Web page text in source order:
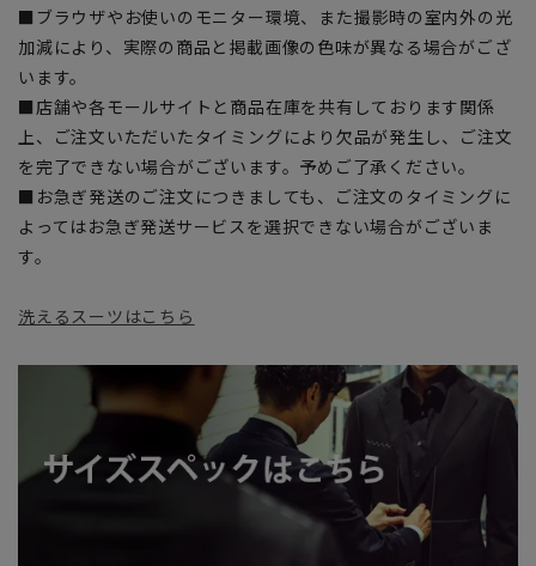
■ブラウザやお使いのモニター環境、また撮影時の室内外の光
加減により、実際の商品と掲載画像の色味が異なる場合がござ
います。
■店舗や各モールサイトと商品在庫を共有しております関係
上、ご注文いただいたタイミングにより欠品が発生し、ご注文
を完了できない場合がございます。予めご了承ください。
■お急ぎ発送のご注文につきましても、ご注文のタイミングに
よってはお急ぎ発送サービスを選択できない場合がございま
す。
洗えるスーツはこちら